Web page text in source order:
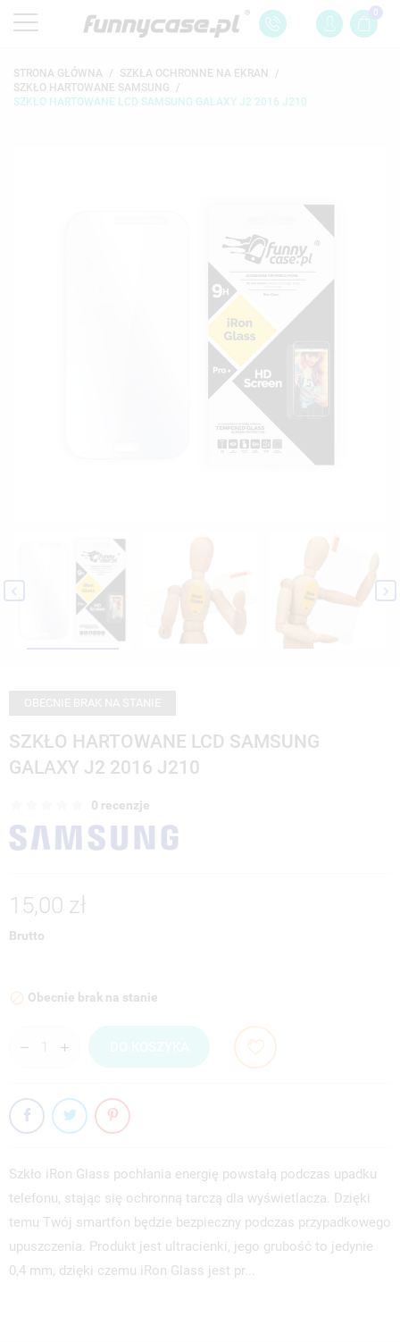
0
STRONA GŁÓWNA
SZKŁA OCHRONNE NA EKRAN
SZKŁO HARTOWANE SAMSUNG
SZKŁO HARTOWANE LCD SAMSUNG GALAXY J2 2016 J210
 
SZKŁO HARTOWANE LCD SAMSUNG
GALAXY J2 2016 J210
0 recenzje
15,00 zł
Brutto
 Obecnie brak na stanie
Szkło iRon Glass pochłania energię powstałą podczas upadku
telefonu, stając się ochronną tarczą dla wyświetlacza. Dzięki
temu Twój smartfon będzie bezpieczny podczas przypadkowego
upuszczenia. Produkt jest ultracienki, jego grubość to jedynie
0,4 mm, dzięki czemu iRon Glass jest pr...